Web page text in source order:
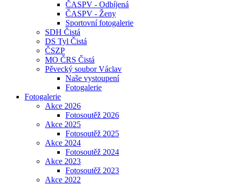
ČASPV - Odbíjená
ČASPV - Ženy
Sportovní fotogalerie
SDH Čistá
DS Tyl Čistá
ČSZP
MO ČRS Čistá
Pěvecký soubor Václav
Naše vystoupení
Fotogalerie
Fotogalerie
Akce 2026
Fotosoutěž 2026
Akce 2025
Fotosoutěž 2025
Akce 2024
Fotosoutěž 2024
Akce 2023
Fotosoutěž 2023
Akce 2022